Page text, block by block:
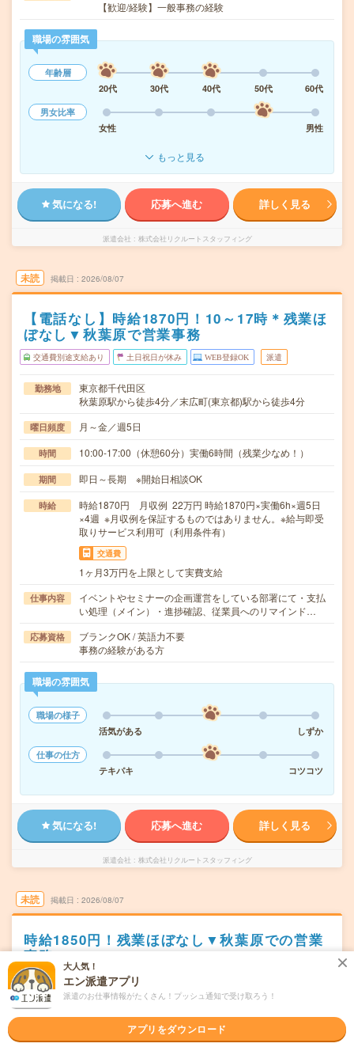
【歓迎/経験】一般事務の経験
職場の雰囲気
年齢層
20代
30代 40代 50代
60代
男女比率
女性
男性
もっと見る
気になる! 応募へ進む 詳しく見る
派遣会社 株式会社リクルートスタッフィング
未読 掲載日 2026/08/07
【電話なし】時給1870円！10～17時＊残業ほ
ぼなし▼秋葉原で営業事務
交通費別途支給あり 土日祝日が休み WEB登録OK 派遣
勤務地
東京都千代田区
秋葉原駅から徒歩4分／末広町(東京都)駅から徒歩4分
曜日頻度 月～金／週5日
時間 10:00-17:00（休憩60分）実働6時間（残業少なめ！）
期間 即日～長期 ※開始日相談OK
時給
時給1870円 月収例 22万円 時給1870円×実働6h×週5日
×4週 ※月収例を保証するものではありません。※給与即受
取りサービス利用可（利用条件有）
交通費
1ヶ月3万円を上限として実費支給
仕事内容
イベントやセミナーの企画運営をしている部署にて・支払
い処理（メイン）・進捗確認、従業員へのリマインド…
応募資格
ブランクOK / 英語力不要
事務の経験がある方
職場の雰囲気
職場の様子
活気がある
しずか
仕事の仕方
テキパキ
コツコツ
気になる! 応募へ進む 詳しく見る
派遣会社 株式会社リクルートスタッフィング
未読 掲載日 2026/08/07
時給1850円！残業ほぼなし▼秋葉原での営業
事務
交通費別途支給あり 土日祝日が休み
勤務地
秋葉原駅から徒歩8分／末広町(東京都)駅から徒歩1分
大人気！
エン派遣アプリ
派遣のお仕事情報がたくさん！プッシュ通知で受け取ろう！
アプリをダウンロード